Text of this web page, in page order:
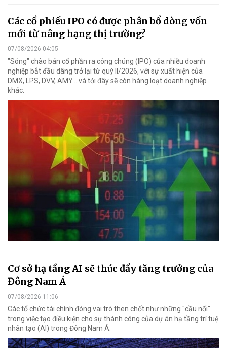
Các cổ phiếu IPO có được phân bổ dòng vốn
mới từ nâng hạng thị trường?
07/08/2026 04:05
"Sóng" chào bán cổ phần ra công chúng (IPO) của nhiều doanh
nghiệp bắt đầu dâng trở lại từ quý II/2026, với sự xuất hiện của
DMX, LPS, DVV, AMY... và tới đây sẽ còn hàng loạt doanh nghiệp
khác.
Cơ sở hạ tầng AI sẽ thúc đẩy tăng trưởng của
Đông Nam Á
07/08/2026 11:06
Các tổ chức tài chính đóng vai trò then chốt như những "cầu nối"
trong việc tạo điều kiện cho sự thành công của dự án hạ tầng trí tuệ
nhân tạo (AI) trong Đông Nam Á.